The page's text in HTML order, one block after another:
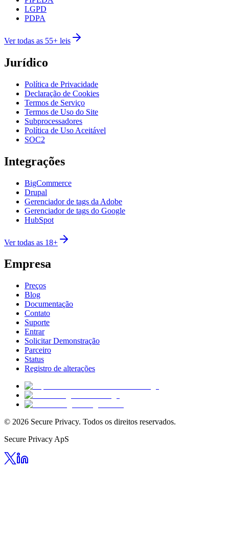
LGPD
PDPA
Ver todas as 55+ leis
Jurídico
Política de Privacidade
Declaração de Cookies
Termos de Serviço
Termos de Uso do Site
Subprocessadores
Política de Uso Aceitável
SOC2
Integrações
BigCommerce
Drupal
Gerenciador de tags da Adobe
Gerenciador de tags do Google
HubSpot
Ver todas as 18+
Empresa
Preços
Blog
Documentação
Contato
Suporte
Entrar
Solicitar Demonstração
Parceiro
Status
Registro de alterações
© 2026 Secure Privacy. Todos os direitos reservados.
Secure Privacy ApS